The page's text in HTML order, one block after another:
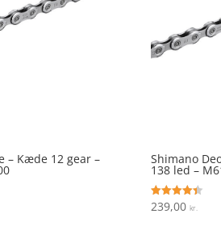
– Kæde 12 gear – Shimano
138 led –
Vurderet
4.4
239,00 kr.